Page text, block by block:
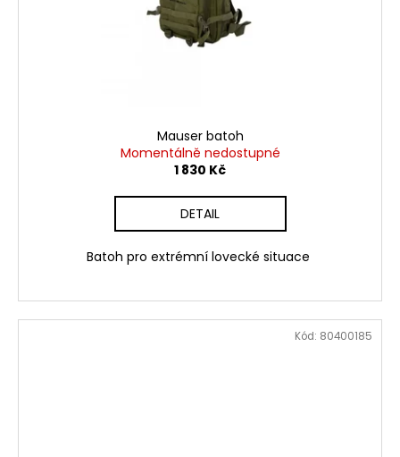
Mauser batoh
Momentálně nedostupné
1 830 Kč
DETAIL
Batoh pro extrémní lovecké situace
Kód: 80400185